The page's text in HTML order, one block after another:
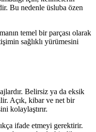
Bu nedenle üsluba özen
temel bir parçası olarak
sağlıklı yürümesini
Belirsiz ya da eksik
Açık, kibar ve net bir
kolaylaştırır.
ifade etmeyi gerektirir.